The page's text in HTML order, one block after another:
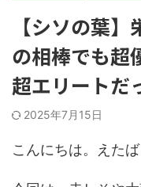
【シソの葉
の相棒でも超
超エリートだ
2025年7月15日
こんにちは。えたば